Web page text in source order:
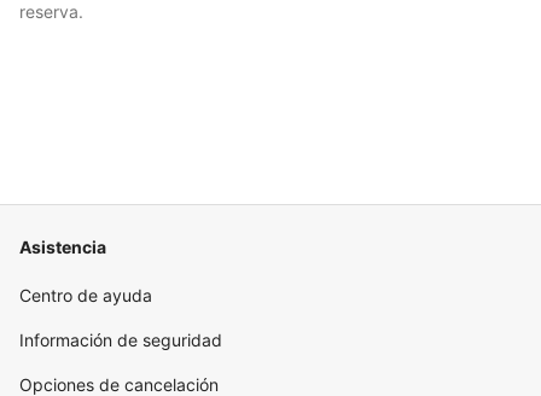
reserva.
Asistencia
Centro de ayuda
Información de seguridad
Opciones de cancelación